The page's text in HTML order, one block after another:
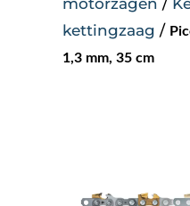
kettingzaag /
1,3 mm, 35 cm